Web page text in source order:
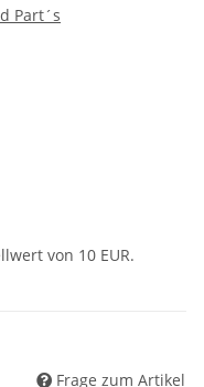
Part´s
von 10 EUR.
Frage zum Artikel